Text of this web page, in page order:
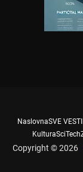
NaslovnaSVE VESTI
KulturaSciTech
Copyright © 2026